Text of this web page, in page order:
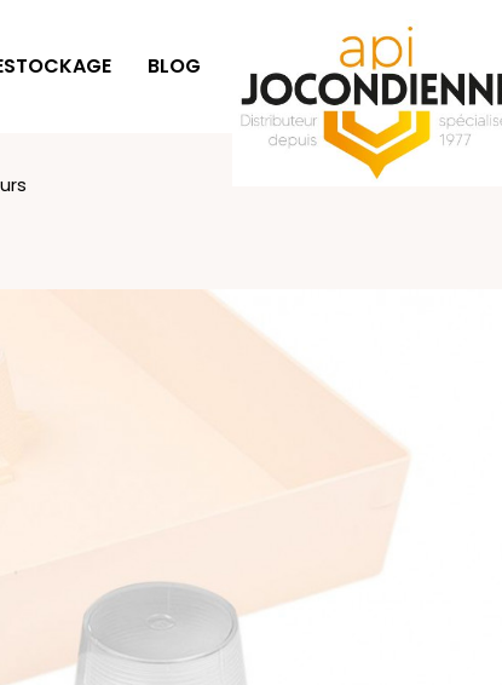
BLOG IDÉES CADEAUX